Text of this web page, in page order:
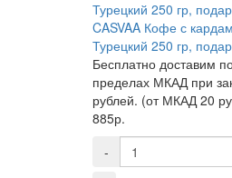
CASVAA Кофе с
Турецкий 250 гр,
Бесплатно доставим
пределах МКАД при
рублей. (от МКАД 20
885р.
-